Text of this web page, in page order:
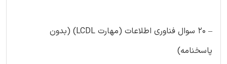
– ۲۰ سوال فناوری اطلاعات (مهارت LCDL) (بدون
پاسخنامه)